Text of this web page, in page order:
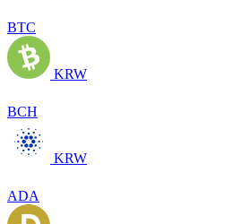
BTC
KRW
BCH
KRW
ADA